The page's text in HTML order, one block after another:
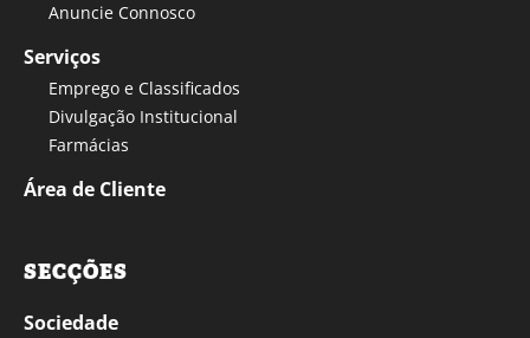
Anuncie Connosco
Serviços
Emprego e Classificados
Divulgação Institucional
Farmácias
Área de Cliente
SECÇÕES
Sociedade